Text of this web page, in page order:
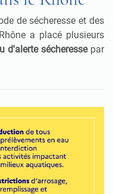
de sécheresse et des
a placé plusieurs
d'alerte sécheressepar